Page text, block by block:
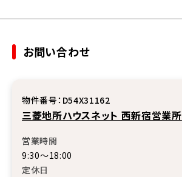
お問い合わせ
三菱地所ハウスネット 西新宿営業所
物件番号：D54X31162
営業時間
9:30〜18:00
定休日